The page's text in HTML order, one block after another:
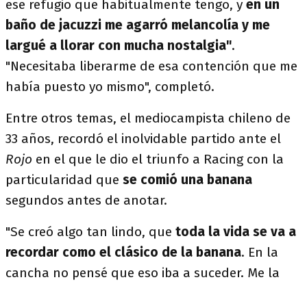
ese refugio que habitualmente tengo, y en un
baño de jacuzzi me agarró melancolía y me
largué a llorar con mucha nostalgia".
"Necesitaba liberarme de esa contención que me
había puesto yo mismo", completó.
Entre otros temas, el mediocampista chileno de
33 años, recordó el inolvidable partido ante el
Rojo en el que le dio el triunfo a Racing con la
particularidad que se comió una banana
segundos antes de anotar.
"Se creó algo tan lindo, que toda la vida se va a
recordar como el clásico de la banana. En la
cancha no pensé que eso iba a suceder. Me la